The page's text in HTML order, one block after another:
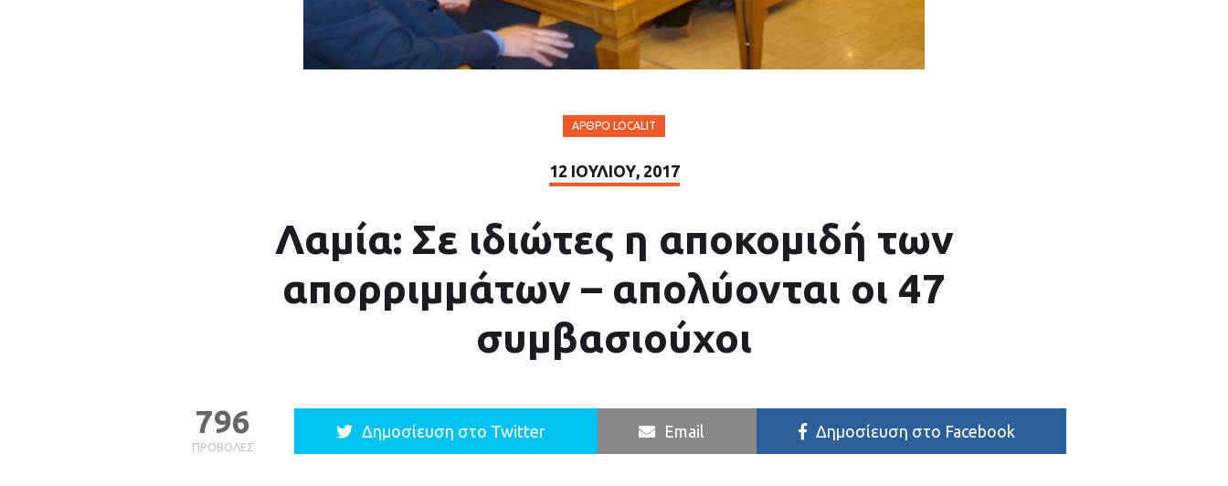
ΆΡΘΡΟ LOCALIT
12 ΙΟΥΛΊΟΥ, 2017
Λαμία: Σε ιδιώτες η αποκομιδή των
απορριμμάτων – απολύονται οι 47
συμβασιούχοι
ΠΡΟΒΟΛΈΣ
796 Δημοσίευση στο Twitter Email Δημοσίευση στο Facebook